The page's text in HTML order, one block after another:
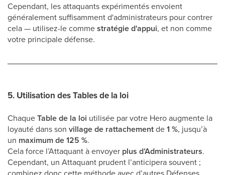
Cependant, les attaquants expérimentés envoient
généralement suffisamment d'administrateurs pour contrer
cela — utilisez-le commestratégie d'appui, et non comme
votre principale défense.
5. Utilisation des Tables de la loi
ChaqueTable de la loi utilisée par votre Hero augmente la
loyauté dans son village de rattachementde1 %, jusqu’à
un maximum de 125 %.
Cela force l’Attaquant à envoyer plus d’Administrateurs.
Cependant, un Attaquant prudent l’anticipera souvent ;